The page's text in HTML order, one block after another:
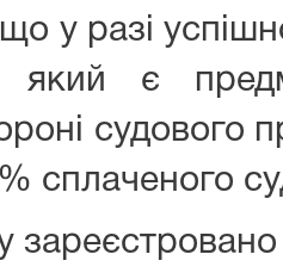
у разі
є
сплаченого